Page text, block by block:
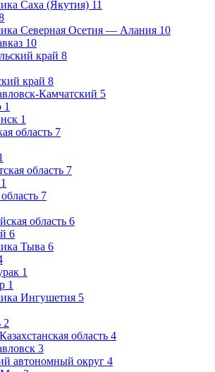
Саха (Якутия) 11
Северная Осетия — Алания 10
10
край 8
край 8
Камчатский 5
1
1
область 7
область 7
1
7
область 6
6
Тыва 6
1
1
Ингушетия 5
2
область 4
3
автономный округ 4